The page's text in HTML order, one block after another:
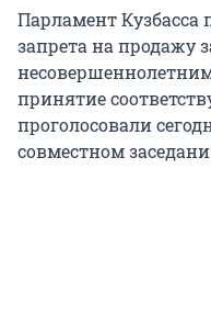
Парламент
запрета на продажу
принятие
проголосовали
совместном